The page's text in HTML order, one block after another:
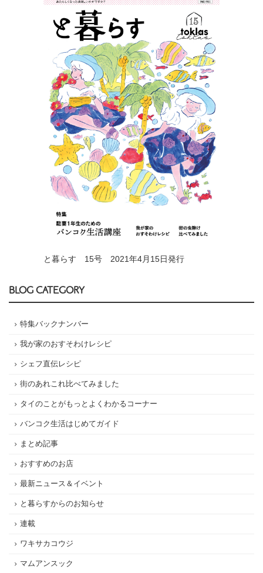
と暮らす 15号 2021年4月15日発行
BLOG CATEGORY
特集バックナンバー
我が家のおすそわけレシピ
シェフ直伝レシピ
街のあれこれ比べてみました
タイのことがもっとよくわかるコーナー
バンコク生活はじめてガイド
まとめ記事
おすすめのお店
最新ニュース＆イベント
と暮らすからのお知らせ
連載
ワキサカコウジ
マムアンスック